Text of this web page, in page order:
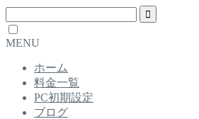
MENU
ホーム
料金一覧
PC初期設定
ブログ